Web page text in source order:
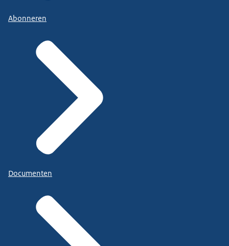
Abonneren
Documenten